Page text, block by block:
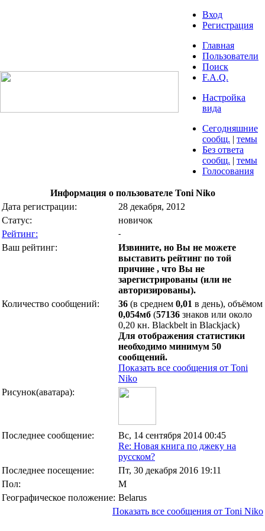
Вход
Регистрация
Главная
Пользователи
Поиск
F.A.Q.
Настройка
вида
Сегодняшние
сообщ. | темы
Без ответа
сообщ. | темы
Голосования
Информация о пользователе Toni Niko
Дата регистрации:
28 декабря, 2012
Статус:
новичок
Рейтинг:
-
Ваш рейтинг:
Извините, но Вы не можете
выставить рейтинг по той
причине , что Вы не
зарегистрированы (или не
авторизированы).
Количество сообщений:
36 (в среднем 0,01 в день), объёмом
0,054мб (57136 знаков или около
0,20 кн. Blackbelt in Blackjack)
Для отображения статистики
необходимо минимум 50
сообщений.
Показать все сообщения от Toni
Niko
Рисунок(аватара):
Последнее сообщение:
Вс, 14 сентября 2014 00:45
Re: Новая книга по джеку на
русском?
Последнее посещение:
Пт, 30 декабря 2016 19:11
Пол:
М
Географическое положение: Belarus
Показать все сообщения от Toni Niko